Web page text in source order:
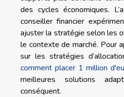
des cycles économiques.
conseiller financier
ajuster la stratégie selon les
le contexte de marché. Pour
sur les stratégies
comment placer 1 million
meilleures solutions
conséquent.